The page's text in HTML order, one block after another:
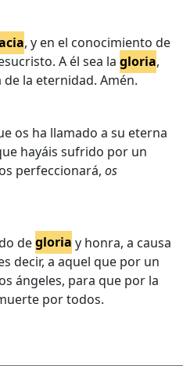
, y en el conocimiento de
A él sea la gloria,
la eternidad. Amén.
os ha llamado a su eterna
hayáis sufrido por un
perfeccionará, os
degloria y honra, a causa
decir, a aquel que por un
ángeles, para que por la
por todos.